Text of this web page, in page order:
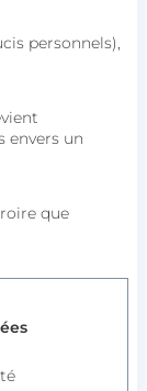
personnels),
envers un
que